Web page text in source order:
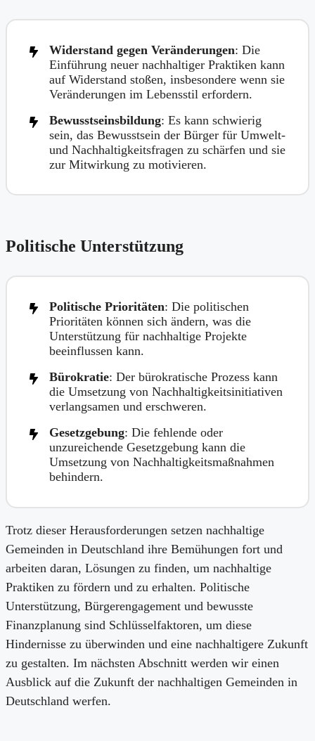
Widerstand gegen Veränderungen: Die
Einführung neuer nachhaltiger Praktiken kann
auf Widerstand stoßen, insbesondere wenn sie
Veränderungen im Lebensstil erfordern.
Bewusstseinsbildung: Es kann schwierig
sein, das Bewusstsein der Bürger für Umwelt-
und Nachhaltigkeitsfragen zu schärfen und sie
zur Mitwirkung zu motivieren.
Politische Unterstützung
Politische Prioritäten: Die politischen
Prioritäten können sich ändern, was die
Unterstützung für nachhaltige Projekte
beeinflussen kann.
Bürokratie: Der bürokratische Prozess kann
die Umsetzung von Nachhaltigkeitsinitiativen
verlangsamen und erschweren.
Gesetzgebung: Die fehlende oder
unzureichende Gesetzgebung kann die
Umsetzung von Nachhaltigkeitsmaßnahmen
behindern.
Trotz dieser Herausforderungen setzen nachhaltige
Gemeinden in Deutschland ihre Bemühungen fort und
arbeiten daran, Lösungen zu finden, um nachhaltige
Praktiken zu fördern und zu erhalten. Politische
Unterstützung, Bürgerengagement und bewusste
Finanzplanung sind Schlüsselfaktoren, um diese
Hindernisse zu überwinden und eine nachhaltigere Zukunft
zu gestalten. Im nächsten Abschnitt werden wir einen
Ausblick auf die Zukunft der nachhaltigen Gemeinden in
Deutschland werfen.